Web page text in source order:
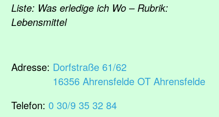
Liste: Was erledige ich Wo – Rubrik:
Lebensmittel
Adresse: Dorfstraße 61/62
16356 Ahrensfelde OT Ahrensfelde
Telefon: 0 30/9 35 32 84